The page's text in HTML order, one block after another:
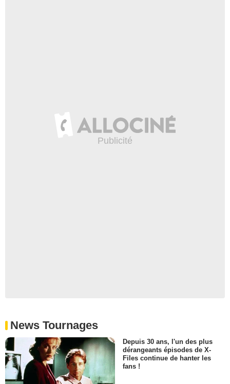
News Tournages
Depuis 30 ans, l'un des plus
dérangeants épisodes de X-
Files continue de hanter les
fans !